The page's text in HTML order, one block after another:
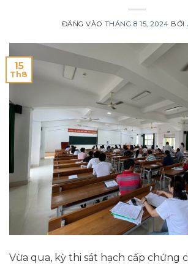
ĐĂNG VÀO THÁNG 8 15, 2024 BỞI
15
Th8
Vừa qua, kỳ thi sát hạch cấp chứng